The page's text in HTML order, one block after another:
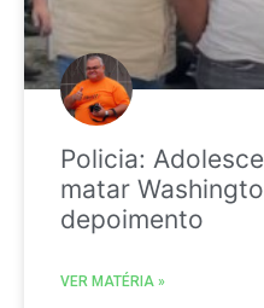
Policia:
matar
depoimento
VER MATÉRIA »